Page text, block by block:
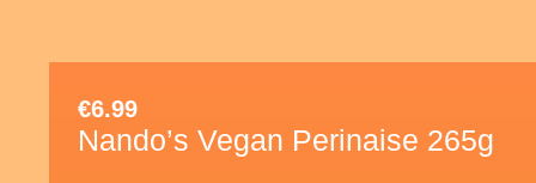
€6.99
Nando’s Vegan Perinaise 265g